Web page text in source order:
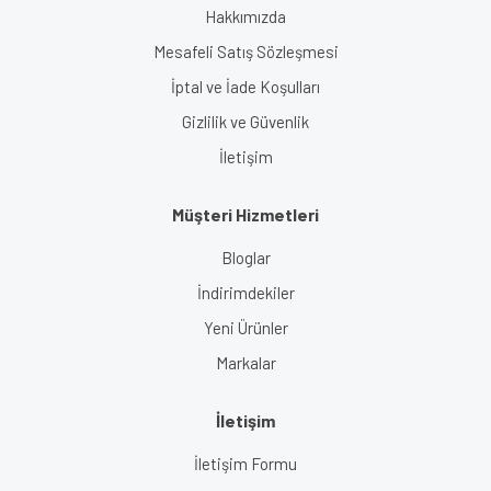
Hakkımızda
Mesafeli Satış Sözleşmesi
İptal ve İade Koşulları
Gizlilik ve Güvenlik
İletişim
Müşteri Hizmetleri
Bloglar
İndirimdekiler
Yeni Ürünler
Markalar
İletişim
İletişim Formu